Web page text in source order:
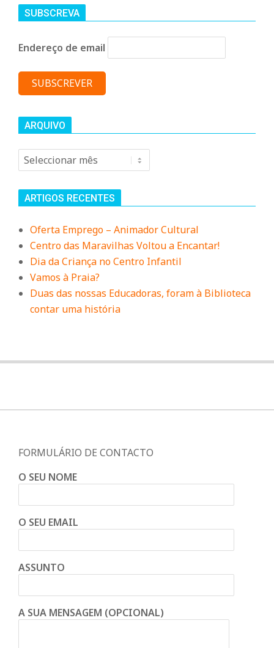
n
d
e
SUBSCREVA
Endereço de email
ARQUIVO
Arquivo
ARTIGOS RECENTES
Oferta Emprego – Animador Cultural
Centro das Maravilhas Voltou a Encantar!
Dia da Criança no Centro Infantil
Vamos à Praia?
Duas das nossas Educadoras, foram à Biblioteca
contar uma história
FORMULÁRIO DE CONTACTO
O SEU NOME
O SEU EMAIL
ASSUNTO
A SUA MENSAGEM (OPCIONAL)